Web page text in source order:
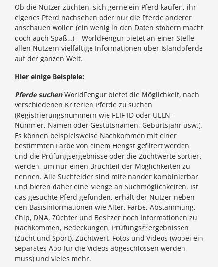
Ob die Nutzer züchten, sich gerne ein Pferd kaufen, ihr
eigenes Pferd nachsehen oder nur die Pferde anderer
anschauen wollen (ein wenig in den Daten stöbern macht
doch auch Spaß…) – WorldFengur bietet an einer Stelle
allen Nutzern vielfältige Informationen über Islandpferde
auf der ganzen Welt.
Hier einige Beispiele:
Pferde suchenWorldFengur bietet die Möglichkeit, nach
verschiedenen Kriterien Pferde zu suchen
(Registrierungsnummern wie FEIF-ID oder UELN-
Nummer, Namen oder Gestütsnamen, Geburtsjahr usw.).
Es können beispielsweise Nachkommen mit einer
bestimmten Farbe von einem Hengst gefiltert werden
und die Prüfungsergebnisse oder die Zuchtwerte sortiert
werden, um nur einen Bruchteil der Möglichkeiten zu
nennen. Alle Suchfelder sind miteinander kombinierbar
und bieten daher eine Menge an Suchmöglichkeiten. Ist
das gesuchte Pferd gefunden, erhält der Nutzer neben
den Basisinformationen wie Alter, Farbe, Abstammung,
Chip, DNA, Züchter und Besitzer noch Informationen zu
Nachkommen, Bedeckungen, Prüfungsergebnissen
(Zucht und Sport), Zuchtwert, Fotos und Videos (wobei ein
separates Abo für die Videos abgeschlossen werden
muss) und vieles mehr.